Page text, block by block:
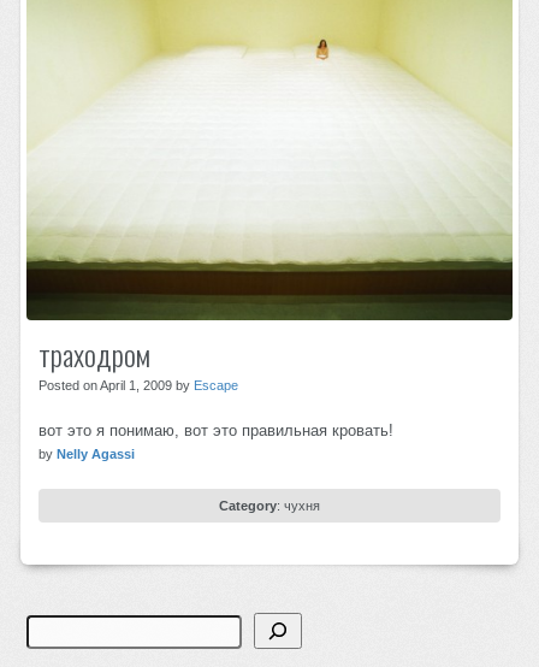
траходром
Posted on April 1, 2009 by Escape
вот это я понимаю, вот это правильная кровать!
by Nelly Agassi
Category: чухня
Search